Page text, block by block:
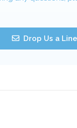
Drop Us a Line